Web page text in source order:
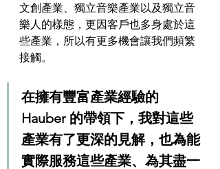
文創產業、獨立音樂產業以及獨立音
樂人的樣態，更因客戶也多身處於這
些產業，所以有更多機會讓我們頻繁
接觸。
在擁有豐富產業經驗的
Hauber 的帶領下，我對這些
產業有了更深的見解，也為能
實際服務這些產業、為其盡一